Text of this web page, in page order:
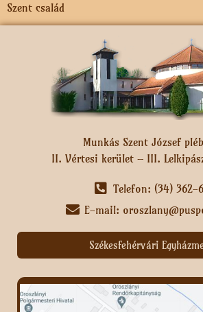
Szent család
Munkás Szent József
II. Vértesi kerület – III.
Telefon: (34) 362-
E-mail:
Székesfehérvári